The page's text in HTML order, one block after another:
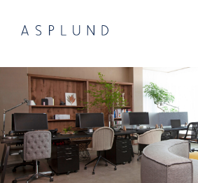
BUSINESS
SUSTAINABILITY
COMPANY
RECRUIT